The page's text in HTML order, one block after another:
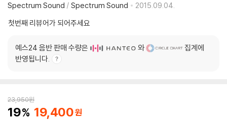
Spectrum Sound / Spectrum Sound
2015.09.04.
첫번째 리뷰어가 되어주세요
예스24 음반 판매 수량은 와
집계에
반영됩니다.
23,950원
19 19,400